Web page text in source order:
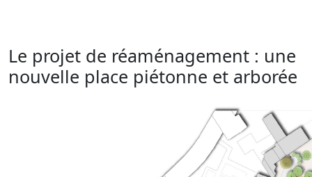
Le projet de réaménagement : une
nouvelle place piétonne et arborée